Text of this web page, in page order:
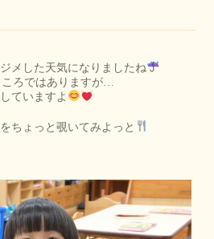
メした天気になりましたね
ころではありますが…
ていますよ
ちょっと覗いてみよっと